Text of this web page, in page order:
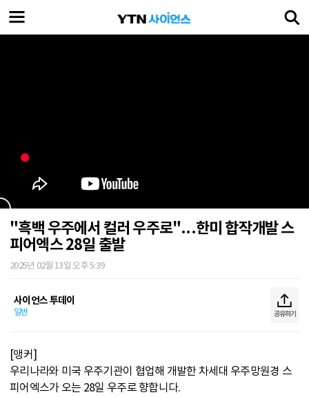
"흑백 우주에서 컬러 우주로"...한미 합작개발 스
피어엑스 28일 출발
2025년 02월 13일 오후 5:39
사이언스 투데이
일반 공유하기
[앵커]
우리나라와 미국 우주기관이 협업해 개발한 차세대 우주망원경 스
피어엑스가 오는 28일 우주로 향합니다.